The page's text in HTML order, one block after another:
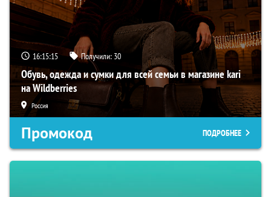
16:15:14 Получили: 30
Обувь, одежда и сумки для всей семьи в магазине kari
на Wildberries
Россия
Промокод ПОДРОБНЕЕ